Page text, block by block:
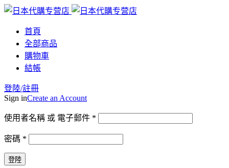
首頁
全部商品
購物車
結帳
登陸/註冊
Sign inCreate an Account
使用者名稱 或 電子郵件 *
密碼 *
登陸